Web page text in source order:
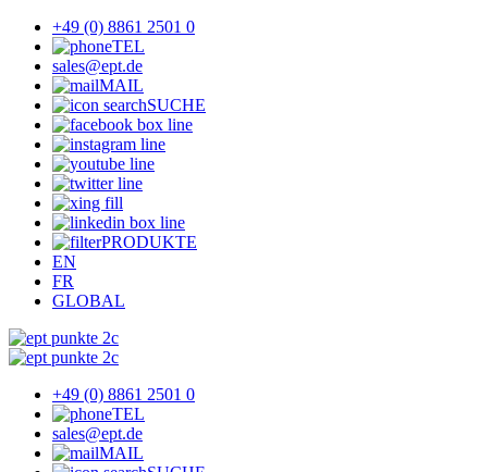
+49 (0) 8861 2501 0
TEL
sales@ept.de
MAIL
SUCHE
PRODUKTE
EN
FR
GLOBAL
+49 (0) 8861 2501 0
TEL
sales@ept.de
MAIL